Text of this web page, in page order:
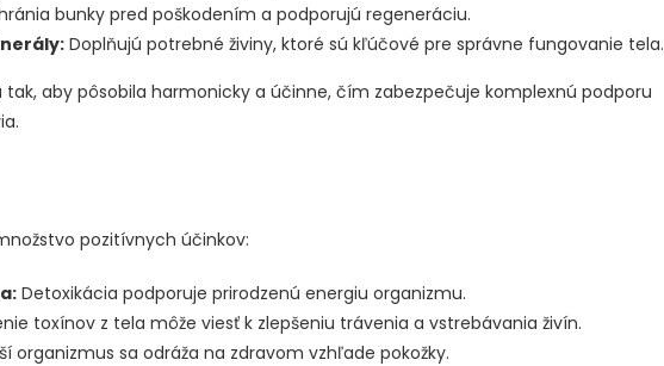
bunky pred poškodením a podporujú regeneráciu.
Doplňujú potrebné živiny, ktoré sú kľúčové pre správne fungovanie tela.
aby pôsobila harmonicky a účinne, čím zabezpečuje komplexnú podporu
pozitívnych účinkov:
Detoxikácia podporuje prirodzenú energiu organizmu.
toxínov z tela môže viesť k zlepšeniu trávenia a vstrebávania živín.
organizmus sa odráža na zdravom vzhľade pokožky.